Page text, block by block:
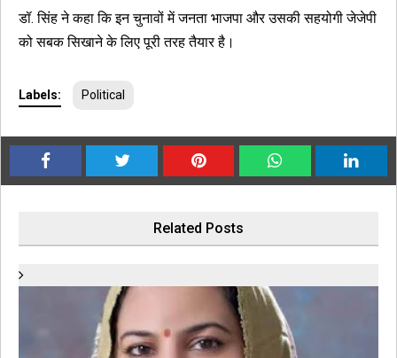
डॉ. सिंह ने कहा कि इन चुनावों में जनता भाजपा और उसकी सहयोगी जेजेपी
को सबक सिखाने के लिए पूरी तरह तैयार है।
Labels: Political
Related Posts